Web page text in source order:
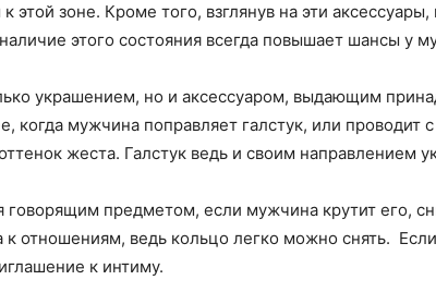
зоне. Кроме того, взглянув на эти
этого состояния всегда повышает шансы у
украшением, но и аксессуаром, выдающим
когда мужчина поправляет галстук, или
жеста. Галстук ведь и своим направлением
предметом, если мужчина крутит его,
к отношениям, ведь кольцо легко можно снять.
к интиму.